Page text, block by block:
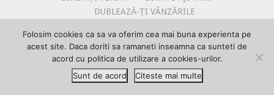
DUBLEAZĂ-ȚI VÂNZĂRILE
POLITICA DE UTILIZARE COOKIE-URI
PRIMEȘTI GRATUIT MEGA-CADOURI LA ABONARE
PROMOVEAZĂ-TE PE HOTELINVEST
TERMENI SI CONDITII
Folosim cookies ca sa va oferim cea mai buna experienta pe
acest site. Daca doriti sa ramaneti inseamna ca sunteti de
acord cu politica de utilizare a cookies-urilor.
Sunt de acord
Citeste mai multe